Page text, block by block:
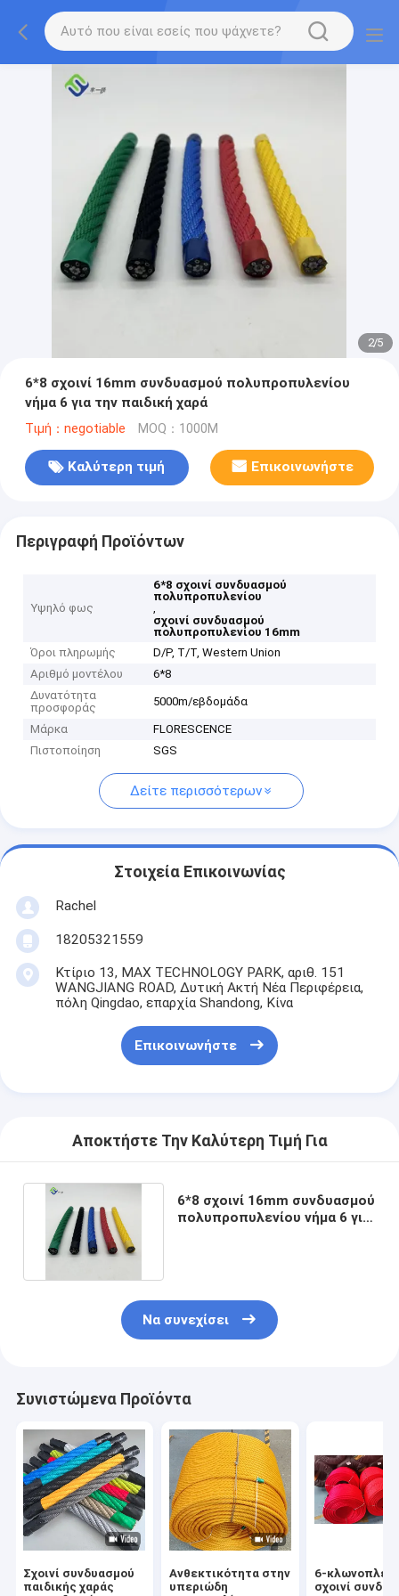
2/5
6*8 σχοινί 16mm συνδυασμού πολυπροπυλενίου
νήμα 6 για την παιδική χαρά
Τιμή：negotiable MOQ：1000M
Καλύτερη τιμή Επικοινωνήστε
Περιγραφή Προϊόντων
Υψηλό φως
6*8 σχοινί συνδυασμού
πολυπροπυλενίου
,
σχοινί συνδυασμού
πολυπροπυλενίου 16mm
Όροι πληρωμής
D/P, T/T, Western Union
Αριθμό μοντέλου
6*8
Δυνατότητα
προσφοράς
5000m/εβδομάδα
Μάρκα
FLORESCENCE
Πιστοποίηση
SGS
Δείτε περισσότερων
Στοιχεία Επικοινωνίας
Rachel
18205321559
Κτίριο 13, MAX TECHNOLOGY PARK, αριθ. 151
WANGJIANG ROAD, Δυτική Ακτή Νέα Περιφέρεια,
πόλη Qingdao, επαρχία Shandong, Κίνα
Επικοινωνήστε
Αποκτήστε Την Καλύτερη Τιμή Για
6*8 σχοινί 16mm συνδυασμού
πολυπροπυλενίου νήμα 6 για
Να συνεχίσει
Συνιστώμενα Προϊόντα
Σχοινί συνδυασμού
παιδικής χαράς
Ανθεκτικότητα στην
υπεριώδη
6-
σχοινί